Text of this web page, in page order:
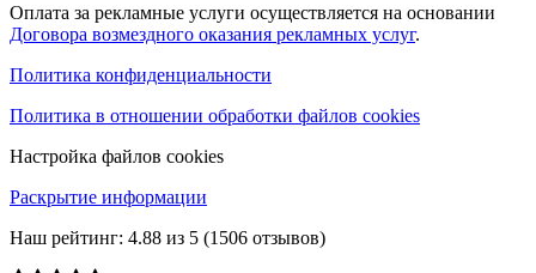
Оплата за рекламные услуги осуществляется на основании
Договора возмездного оказания рекламных услуг.
Политика конфиденциальности
Политика в отношении обработки файлов cookies
Настройка файлов cookies
Раскрытие информации
Наш рейтинг: 4.88 из 5 (1506 отзывов)